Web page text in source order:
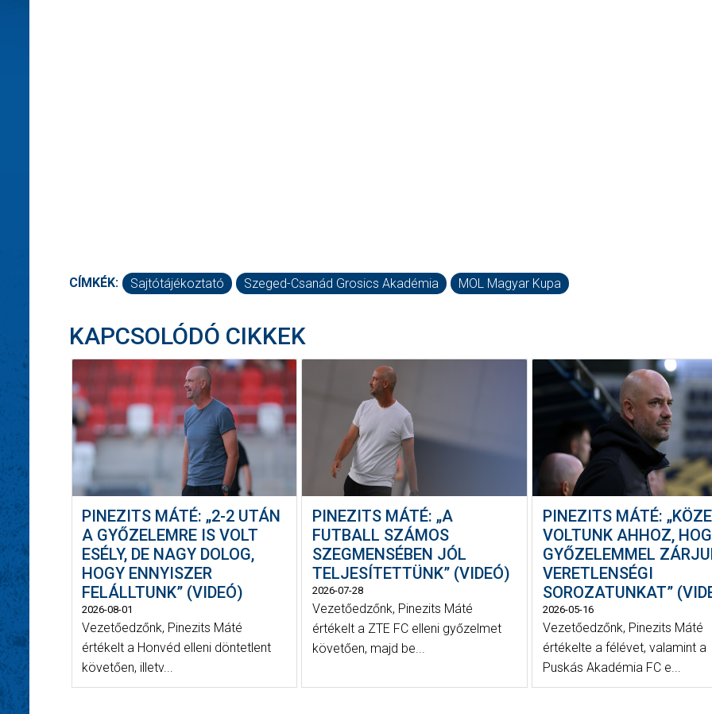
CÍMKÉK: Sajtótájékoztató Szeged-Csanád Grosics Akadémia MOL Magyar Kupa
KAPCSOLÓDÓ CIKKEK
PINEZITS MÁTÉ: „2-2 UTÁN
A GYŐZELEMRE IS VOLT
ESÉLY, DE NAGY DOLOG,
HOGY ENNYISZER
FELÁLLTUNK” (VIDEÓ)
2026-08-01
Vezetőedzőnk, Pinezits Máté
értékelt a Honvéd elleni döntetlent
követően, illetv...
PINEZITS MÁTÉ: „A
FUTBALL SZÁMOS
SZEGMENSÉBEN JÓL
TELJESÍTETTÜNK” (VIDEÓ)
2026-07-28
Vezetőedzőnk, Pinezits Máté
értékelt a ZTE FC elleni győzelmet
követően, majd be...
PINEZITS MÁTÉ:
VOLTUNK AHHOZ,
GYŐZELEMMEL
VERETLENSÉGI
SOROZATUNKAT”
2026-05-16
Vezetőedzőnk, Pinezits Máté
értékelte a félévet, valamint a
Puskás Akadémia FC e...